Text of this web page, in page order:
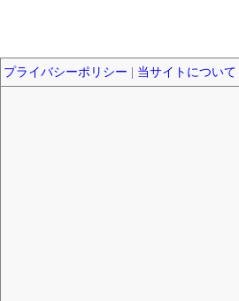
プライバシーポリシー 当サイトについて